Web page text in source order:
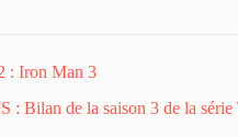
: Iron Man 3
: Bilan de la saison 3 de la